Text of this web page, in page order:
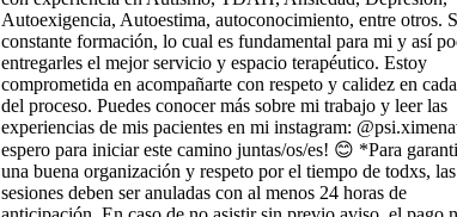
Autoexigencia, Autoestima, autoconocimiento, entre otros.
constante formación, lo cual es fundamental para mi y así
entregarles el mejor servicio y espacio terapéutico. Estoy
comprometida en acompañarte con respeto y calidez en
del proceso. Puedes conocer más sobre mi trabajo y leer las
experiencias de mis pacientes en mi instagram:
espero para iniciar este camino juntas/os/es! 😊 *Para
una buena organización y respeto por el tiempo de todxs, las
sesiones deben ser anuladas con al menos 24 horas de